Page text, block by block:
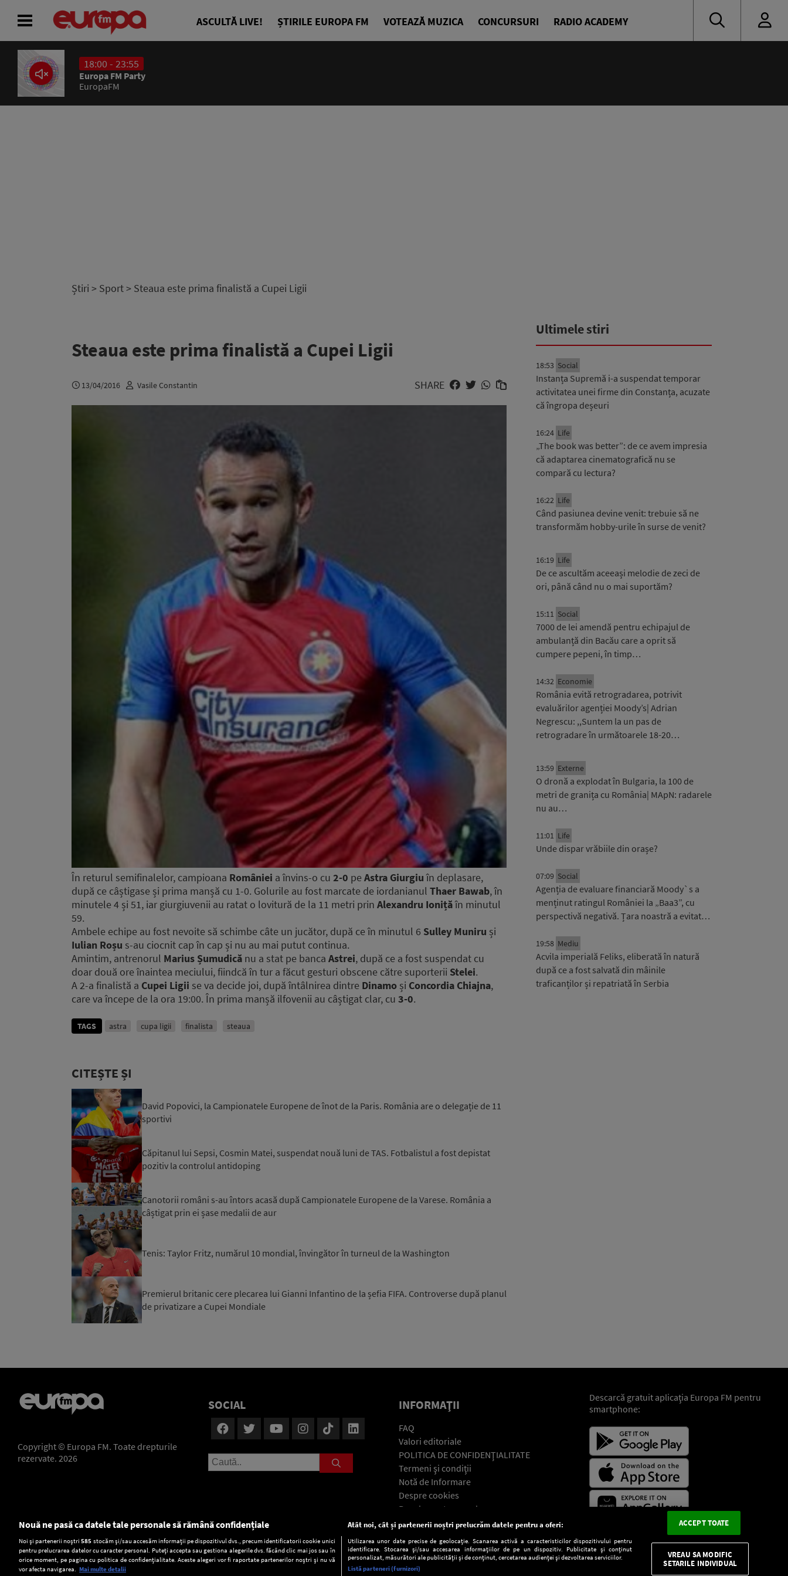
ASCULTĂ LIVE! ȘTIRILE EUROPA FM VOTEAZĂ MUZICA CONCURSURI RADIO ACADEMY
18:00 - 23:55
Europa FM Party
EuropaFM
Știri > Sport> Steaua este prima finalistă a Cupei Ligii
Steaua este prima finalistă a Cupei Ligii
13/04/2016 Vasile Constantin SHARE
În returul semifinalelor, campioana României a învins-o cu 2-0 pe Astra Giurgiuîn deplasare,
după ce câștigase și prima manșă cu 1-0. Golurile au fost marcate de iordanianul Thaer Bawab, în
minutele 4 și 51, iar giurgiuvenii au ratat o lovitură de la 11 metri prin Alexandru Ionițăîn minutul
59.
Ambele echipe au fost nevoite să schimbe câte un jucător, după ce în minutul 6 Sulley Muniru și
Iulian Roșu s-au ciocnit cap în cap și nu au mai putut continua.
Amintim, antrenorul Marius Șumudică nu a stat pe banca Astrei, după ce a fost suspendat cu
doar două ore înaintea meciului, fiindcă în tur a făcut gesturi obscene către suporterii Stelei.
A 2-a finalistă a Cupei Ligii se va decide joi, după întâlnirea dintre Dinamo și Concordia Chiajna,
care va începe de la ora 19:00. În prima manșă ilfovenii au câștigat clar, cu 3-0.
TAGS astra cupa ligii finalista steaua
CITEȘTE ȘI
David Popovici, la Campionatele Europene de înot de la Paris. România are o delegație de 11
sportivi
Căpitanul lui Sepsi, Cosmin Matei, suspendat nouă luni de TAS. Fotbalistul a fost depistat
pozitiv la controlul antidoping
Canotorii români s-au întors acasă după Campionatele Europene de la Varese. România a
câștigat prin ei șase medalii de aur
Tenis: Taylor Fritz, numărul 10 mondial, învingător în turneul de la Washington
Premierul britanic cere plecarea lui Gianni Infantino de la șefia FIFA. Controverse după planul
de privatizare a Cupei Mondiale
Ultimele stiri
18:53 Social
Instanța Supremă i-a suspendat temporar
activitatea unei firme din Constanța, acuzate
că îngropa deșeuri
16:24 Life
„The book was better”: de ce avem impresia
că adaptarea cinematografică nu se
compară cu lectura?
16:22 Life
Când pasiunea devine venit: trebuie să ne
transformăm hobby-urile în surse de venit?
16:19 Life
De ce ascultăm aceeași melodie de zeci de
ori, până când nu o mai suportăm?
15:11 Social
7000 de lei amendă pentru echipajul de
ambulanță din Bacău care a oprit să
cumpere pepeni, în timp…
14:32 Economie
România evită retrogradarea, potrivit
evaluărilor agenției Moody’s| Adrian
Negrescu: ,,Suntem la un pas de
retrogradare în următoarele 18-20…
13:59 Externe
O dronă a explodat în Bulgaria, la 100 de
metri de granița cu România| MApN: radarele
nu au…
11:01 Life
Unde dispar vrăbiile din orașe?
07:09 Social
Agenția de evaluare financiară Moody`s a
menținut ratingul României la „Baa3”, cu
perspectivă negativă. Țara noastră a evitat…
19:58 Mediu
Acvila imperială Feliks, eliberată în natură
după ce a fost salvată din mâinile
traficanților și repatriată în Serbia
Copyright © Europa FM. Toate drepturile
rezervate. 2026
SOCIAL INFORMAŢII
FAQ
Valori editoriale
POLITICA DE CONFIDENŢIALITATE
Termeni şi condiţii
Notă de Informare
Despre cookies
Regulament general
GDPR
Descarcă gratuit aplicaţia Europa FM pentru
smartphone:
ACASĂ
ȘTIRI
Setări:
Dark Mode
Nouă ne pasă ca datele tale personale să rămână confidențiale
Noi și partenerii noștri585 stocăm și/sau accesăm informații pe dispozitivul dvs., precum identificatorii cookie unici
pentru prelucrarea datelor cu caracter personal. Puteți accepta sau gestiona alegerile dvs. făcând clic mai jos sau în
orice moment, pe pagina cu politica de confidențialitate. Aceste alegeri vor fi raportate partenerilor noștri și nu vă
vor afecta navigarea. Mai multe detalii
Atât noi, cât și partenerii noștri prelucrăm datele pentru a oferi:
Utilizarea unor date precise de geolocație. Scanarea activă a caracteristicilor dispozitivului pentru
identificare. Stocarea și/sau accesarea informațiilor de pe un dispozitiv. Publicitate și conținut
personalizat, măsurători ale publicității și de conținut, cercetarea audienței și dezvoltarea serviciilor.
Listă parteneri (furnizori)
ACCEPT TOATE
VREAU SA MODIFIC
SETARILE INDIVIDUAL